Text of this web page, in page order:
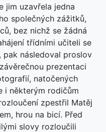
jim uzavřela jedna
společných zážitků,
bez nichž se žádná
třídními učiteli se
pak následoval proslov
prezentaci
natočených
i některým rodičům
zpestřil Matěj
hrou na bicí. Před
slovy rozloučili